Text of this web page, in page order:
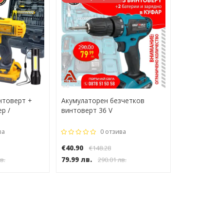
+
/
Акумулаторен безчетков
винтоверт 36 V
0 отзива
€40.90 €148.28
79.99 лв. 290.01 лв.